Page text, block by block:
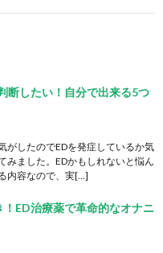
断したい！自分で出来る5つ
がしたのでEDを発症しているか気
みました。EDかもしれないと悩ん
内容なので、実[…]
ED治療薬で革命的なオナニ